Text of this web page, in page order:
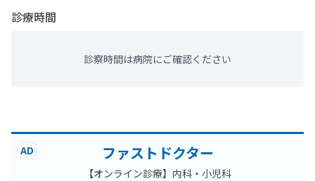
診療時間
診察時間は病院にご確認ください
AD ファストドクター
【オンライン診療】内科・小児科